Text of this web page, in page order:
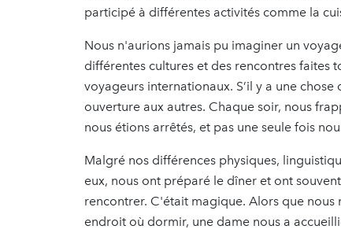
participé à différentes activités comme la
Nous n'aurions jamais pu imaginer un
différentes cultures et des rencontres faites
voyageurs internationaux. S’il y a une chose
ouverture aux autres. Chaque soir, nous
nous étions arrêtés, et pas une seule fois
Malgré nos différences physiques,
eux, nous ont préparé le dîner et ont
rencontrer. C'était magique. Alors que nous
endroit où dormir, une dame nous a